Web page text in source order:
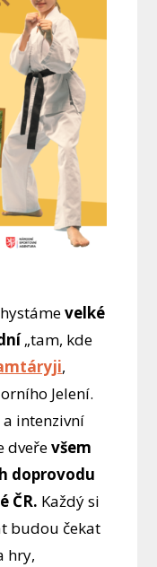
velké
„tam, kde
,
Jelení.
a intenzivní
dveřevšem
doprovodu
ČR. Každý si
budou čekat
hry,